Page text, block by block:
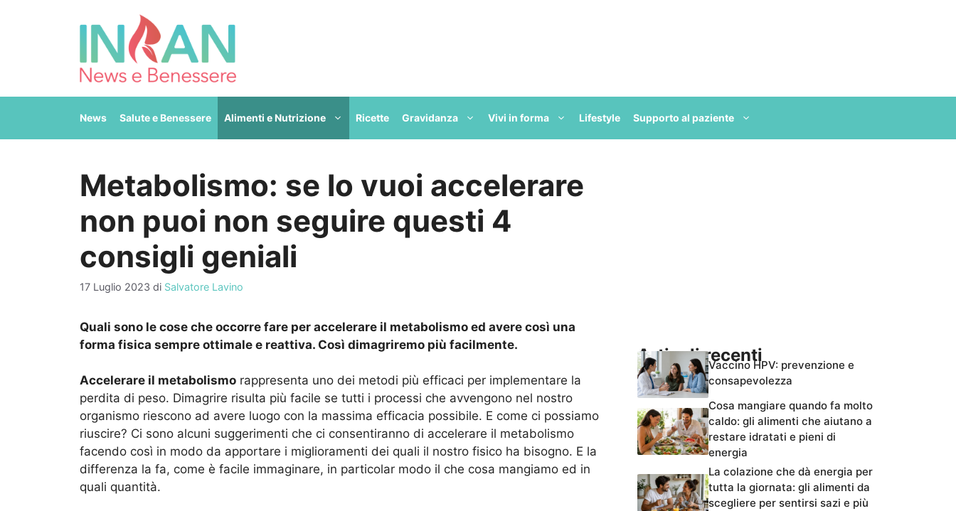
News Salute e Benessere Alimenti e Nutrizione Ricette Gravidanza Vivi in forma Lifestyle Supporto al paziente
Metabolismo: se lo vuoi accelerare
non puoi non seguire questi 4
consigli geniali
17 Luglio 2023 di Salvatore Lavino
Quali sono le cose che occorre fare per accelerare il metabolismo ed avere così una
forma fisica sempre ottimale e reattiva. Così dimagriremo più facilmente.
Accelerare il metabolismo rappresenta uno dei metodi più efficaci per implementare la
perdita di peso. Dimagrire risulta più facile se tutti i processi che avvengono nel nostro
organismo riescono ad avere luogo con la massima efficacia possibile. E come ci possiamo
riuscire? Ci sono alcuni suggerimenti che ci consentiranno di accelerare il metabolismo
facendo così in modo da apportare i miglioramenti dei quali il nostro fisico ha bisogno. E la
differenza la fa, come è facile immaginare, in particolar modo il che cosa mangiamo ed in
quali quantità.
Articoli recentiVaccino HPV: prevenzione e
consapevolezza
Cosa mangiare quando fa molto
caldo: gli alimenti che aiutano a
restare idratati e pieni di
energia
La colazione che dà energia per
tutta la giornata: gli alimenti da
scegliere per sentirsi sazi e più